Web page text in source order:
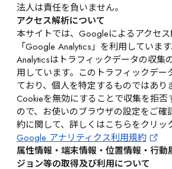
法人は責任を負いません。
アクセス解析について
本サイトでは、Googleによるアクセ
「Google Analytics」を利用していま
Analyticsはトラフィックデータの収集
用しています。このトラフィックデー
ており、個人を特定するものではあり
Cookieを無効にすることで収集を拒
ので、お使いのブラウザの設定をご確
約に関して、詳しくはこちらをクリッ
Google アナリティクス利用規約
属性情報・端末情報・位置情報・行動
ジョン等の取得及び利用について